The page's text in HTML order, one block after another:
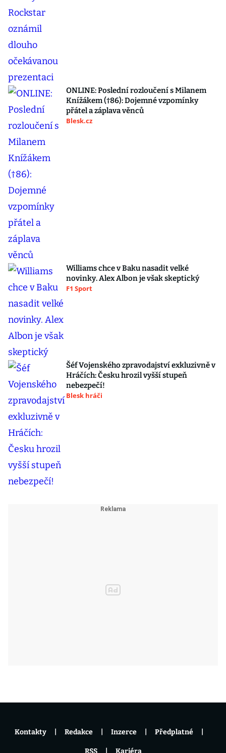
ONLINE: Poslední rozloučení s Milanem
Knížákem (†86): Dojemné vzpomínky
přátel a záplava věnců
Blesk.cz
Williams chce v Baku nasadit velké
novinky. Alex Albon je však skeptický
F1 Sport
Šéf Vojenského zpravodajství exkluzivně v
Hráčích: Česku hrozil vyšší stupeň
nebezpečí!
Blesk hráči
Kontakty Redakce Inzerce Předplatné